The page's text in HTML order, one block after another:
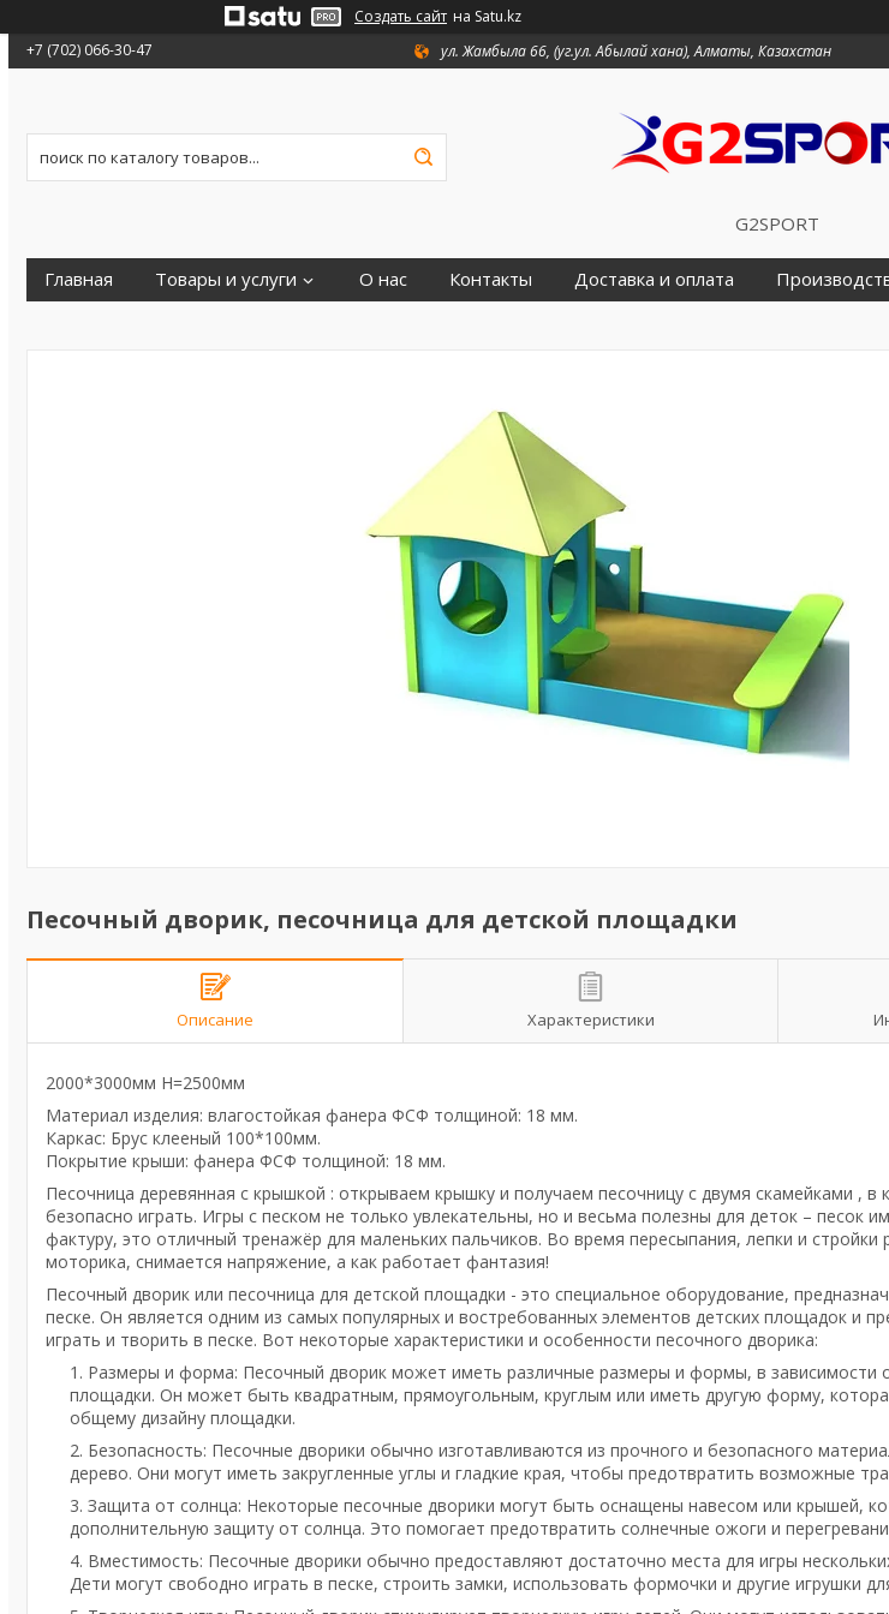
Создать сайт на Satu.kz
+7 (702) 066-30-47
ул. Жамбыла 66, (уг.ул. Абылай хана), Алматы, Казахстан
G2SPORT
Главная Товары и услуги О нас Контакты Доставка и оплата
Песочный дворик, песочница для детской площадки
Описание Характеристики
2000*3000мм Н=2500мм
Материал изделия: влагостойкая фанера ФСФ толщиной: 18 мм.
Каркас: Брус клееный 100*100мм.
Покрытие крыши: фанера ФСФ толщиной: 18 мм.
Песочница деревянная с крышкой : открываем крышку и получаем песочницу с двумя скамейками , в
безопасно играть. Игры с песком не только увлекательны, но и весьма полезны для деток – песок
фактуру, это отличный тренажёр для маленьких пальчиков. Во время пересыпания, лепки и стройки
моторика, снимается напряжение, а как работает фантазия!
Песочный дворик или песочница для детской площадки - это специальное оборудование,
песке. Он является одним из самых популярных и востребованных элементов детских площадок и
играть и творить в песке. Вот некоторые характеристики и особенности песочного дворика:
Размеры и форма: Песочный дворик может иметь различные размеры и формы, в зависимости
площадки. Он может быть квадратным, прямоугольным, круглым или иметь другую форму,
общему дизайну площадки.
Безопасность: Песочные дворики обычно изготавливаются из прочного и безопасного
дерево. Они могут иметь закругленные углы и гладкие края, чтобы предотвратить возможные
Защита от солнца: Некоторые песочные дворики могут быть оснащены навесом или крышей,
дополнительную защиту от солнца. Это помогает предотвратить солнечные ожоги и
Вместимость: Песочные дворики обычно предоставляют достаточно места для игры
Дети могут свободно играть в песке, строить замки, использовать формочки и другие игрушки